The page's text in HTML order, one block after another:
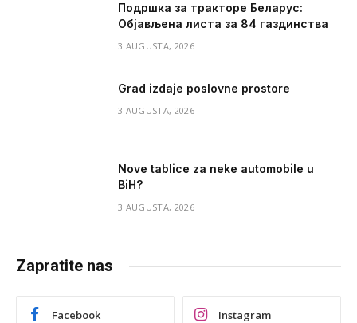
Подршка за тракторе Беларус:
Објављена листа за 84 газдинства
3 AUGUSTA, 2026
Grad izdaje poslovne prostore
3 AUGUSTA, 2026
Nove tablice za neke automobile u
BiH?
3 AUGUSTA, 2026
Zapratite nas
Facebook Instagram